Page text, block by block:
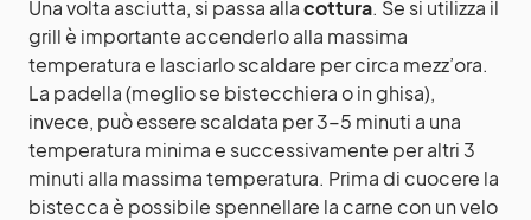
Una volta asciutta, si passa allacottura. Se si utilizza il
grill è importante accenderlo alla massima
temperatura e lasciarlo scaldare per circa mezz’ora.
La padella (meglio se bistecchiera o in ghisa),
invece, può essere scaldata per 3-5 minuti a una
temperatura minima e successivamente per altri 3
minuti alla massima temperatura. Prima di cuocere la
bistecca è possibile spennellare la carne con un velo